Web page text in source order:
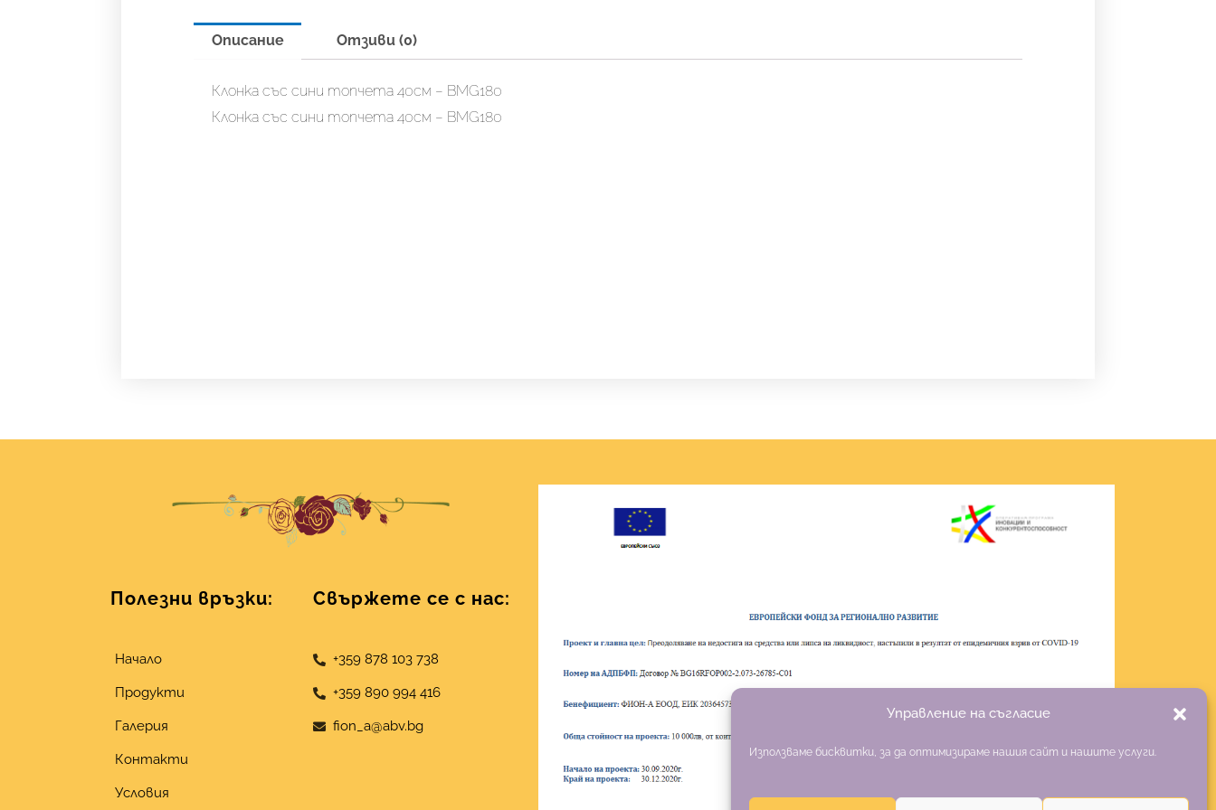
Управление на съгласие
Използваме бисквитки, за да оптимизираме нашия сайт и нашите услуги.
Описание Отзиви (0)
Клонка със сини топчета 40см – BMG180
Клонка със сини топчета 40см – BMG180
Полезни връзки:
Начало
Продукти
Галерия
Контакти
Условия
Свържете се с нас:
+359 878 103 738
+359 890 994 416
fion_a@abv.bg